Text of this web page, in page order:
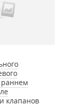
раннем
клапанов